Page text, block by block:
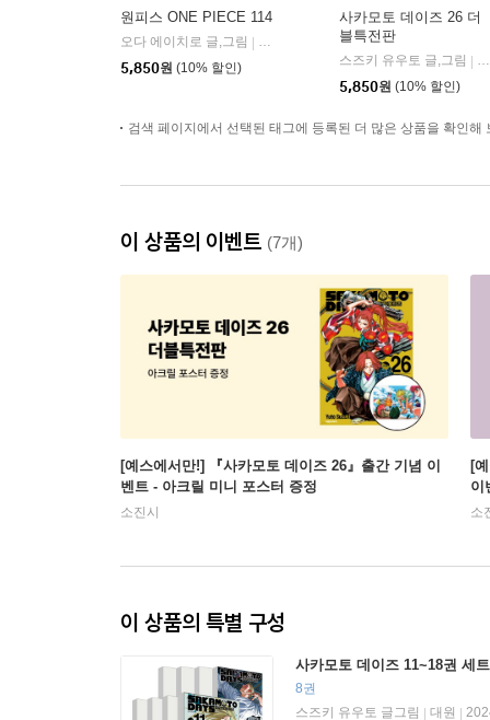
원피스 ONE PIECE 114
오다 에이치로 글,그림
대원
5,850원 (10% 할인)
사카모토 데이즈 26 더
블특전판
스즈키 유우토 글,그림
5,850원 (10% 할인)
검색 페이지에서 선택된 태그에 등록된 더 많은 상품을 확인해
이 상품의 이벤트 (7개)
[예스에서만!] 『사카모토 데이즈 26』출간 기념 이
벤트 - 아크릴 미니 포스터 증정
소진시
[
이
소
이 상품의 특별 구성
사카모토 데이즈 11~18권 세트
8권
스즈키 유우토 글그림
대원